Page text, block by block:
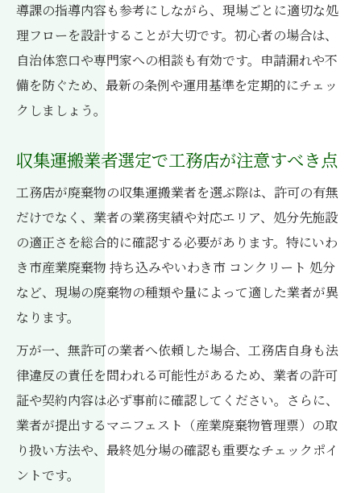
導課の指導内容も参考にしながら、現場ごとに適切な処
理フローを設計することが大切です。初心者の場合は、
自治体窓口や専門家への相談も有効です。申請漏れや不
備を防ぐため、最新の条例や運用基準を定期的にチェッ
クしましょう。
収集運搬業者選定で工務店が注意すべき点
工務店が廃棄物の収集運搬業者を選ぶ際は、許可の有無
だけでなく、業者の業務実績や対応エリア、処分先施設
の適正さを総合的に確認する必要があります。特にいわ
き市産業廃棄物 持ち込みやいわき市 コンクリート 処分
など、現場の廃棄物の種類や量によって適した業者が異
なります。
万が一、無許可の業者へ依頼した場合、工務店自身も法
律違反の責任を問われる可能性があるため、業者の許可
証や契約内容は必ず事前に確認してください。さらに、
業者が提出するマニフェスト（産業廃棄物管理票）の取
り扱い方法や、最終処分場の確認も重要なチェックポイ
ントです。